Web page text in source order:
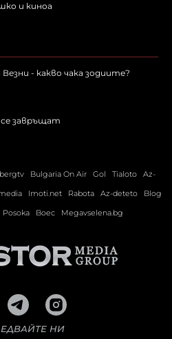
и киноа
- какво чака зодиите?
завръщат
Bulgaria On Air Gol Tialoto
Az-
Imoti.net Rabota Az-deteto
Blog
Posoka Boec Megavselena.bg
НИ